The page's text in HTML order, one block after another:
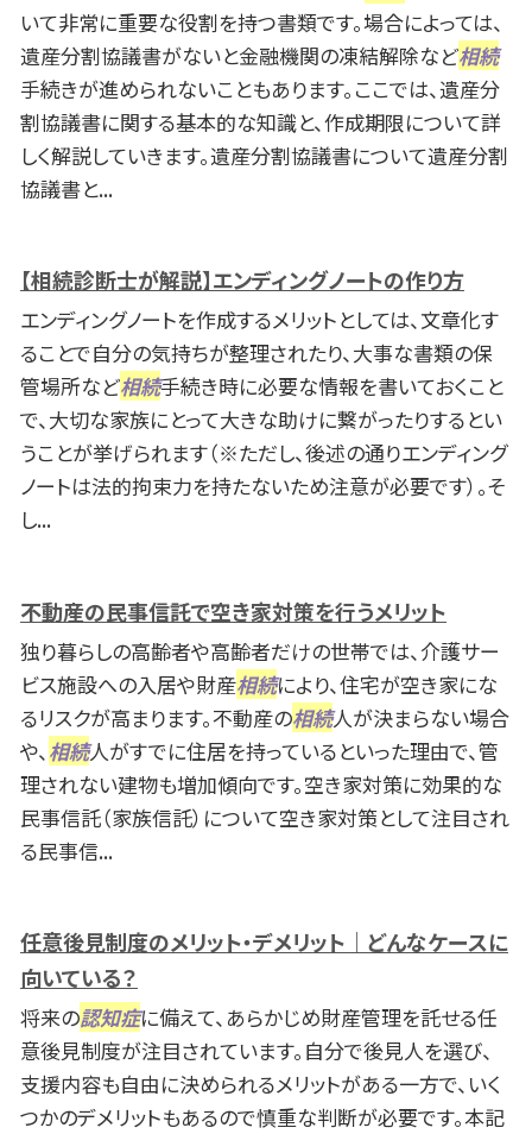
いて非常に重要な役割を持つ書類です。場合によっては、
遺産分割協議書がないと金融機関の凍結解除など相続
手続きが進められないこともあります。ここでは、遺産分
割協議書に関する基本的な知識と、作成期限について詳
しく解説していきます。遺産分割協議書について遺産分割
協議書と...
【相続診断士が解説】エンディングノートの作り方
エンディングノートを作成するメリットとしては、文章化す
ることで自分の気持ちが整理されたり、大事な書類の保
管場所など相続手続き時に必要な情報を書いておくこと
で、大切な家族にとって大きな助けに繋がったりするとい
うことが挙げられます（※ただし、後述の通りエンディング
ノートは法的拘束力を持たないため注意が必要です）。そ
し...
不動産の民事信託で空き家対策を行うメリット
独り暮らしの高齢者や高齢者だけの世帯では、介護サー
ビス施設への入居や財産相続により、住宅が空き家にな
るリスクが高まります。不動産の相続人が決まらない場合
や、 相続人がすでに住居を持っているといった理由で、管
理されない建物も増加傾向です。空き家対策に効果的な
民事信託（家族信託）について空き家対策として注目され
る民事信...
任意後見制度のメリット・デメリット｜どんなケースに
向いている？
将来の認知症に備えて、あらかじめ財産管理を託せる任
意後見制度が注目されています。自分で後見人を選び、
支援内容も自由に決められるメリットがある一方で、いく
つかのデメリットもあるので慎重な判断が必要です。本記